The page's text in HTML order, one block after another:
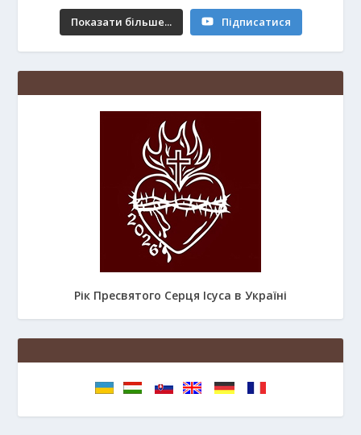
Показати більше... Підписатися
Рік Пресвятого Серця Ісуса в Україні